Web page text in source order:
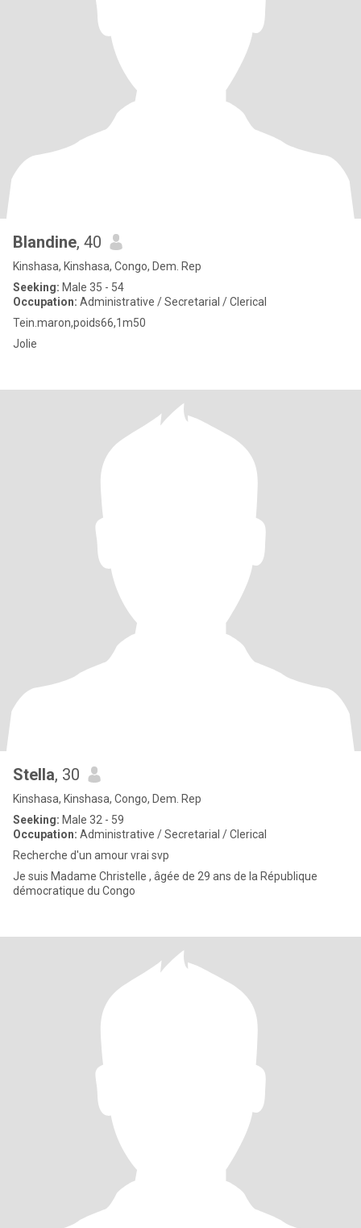
Blandine, 40
Kinshasa, Kinshasa, Congo, Dem. Rep
Seeking: Male 35 - 54
Occupation: Administrative / Secretarial / Clerical
Tein.maron,poids66,1m50
Jolie
Stella, 30
Kinshasa, Kinshasa, Congo, Dem. Rep
Seeking: Male 32 - 59
Occupation: Administrative / Secretarial / Clerical
Recherche d'un amour vrai svp
Je suis Madame Christelle , âgée de 29 ans de la République
démocratique du Congo